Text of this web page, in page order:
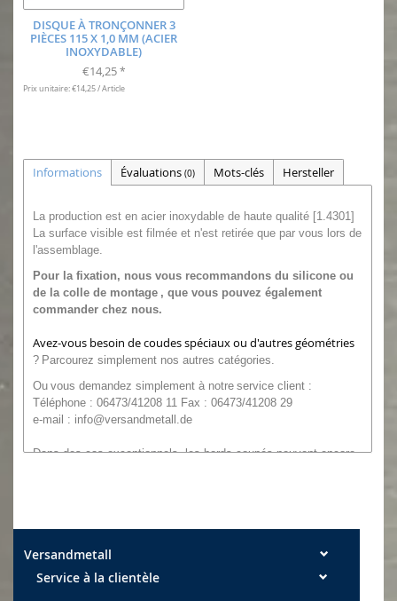
DISQUE À TRONÇONNER 3
PIÈCES 115 X 1,0 MM (ACIER
INOXYDABLE)
€14,25 *
Prix unitaire: €14,25 / Article
Informations Évaluations (0) Mots-clés Hersteller
La production est en acier inoxydable de haute qualité [1.4301]
La surface visible est filmée et n'est retirée que par vous lors de
l'assemblage.
Pour la fixation, nous vous recommandons du silicone ou
de la colle de montage , que vous pouvez également
commander chez nous.
Avez-vous besoin de coudes spéciaux ou d'autres géométries
? Parcourez simplement nos autres catégories.
Ou vous demandez simplement à notre service client :
Téléphone : 06473/41208 11 Fax : 06473/41208 29
e-mail : info@versandmetall.de
Dans des cas exceptionnels, les bords coupés peuvent encore
Versandmetall
Service à la clientèle